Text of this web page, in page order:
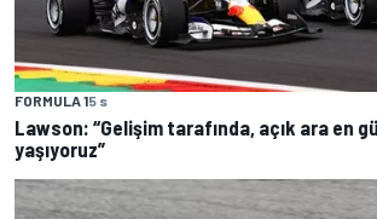
FORMULA 15 s
Lawson: “Gelişim tarafında, açık ara en
yaşıyoruz”